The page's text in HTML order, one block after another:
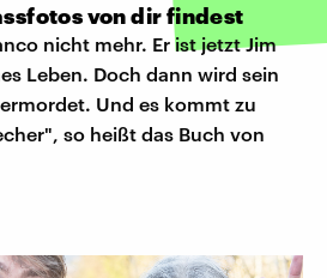
von dir findest
nicht mehr. Er ist jetzt Jim
Leben. Doch dann wird sein
Und es kommt zu
so heißt das Buch von